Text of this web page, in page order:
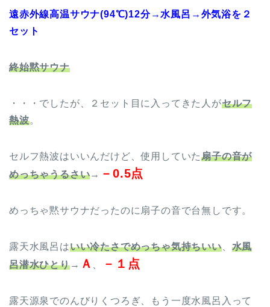
遠赤外線高温サウナ(94℃)12分→水風呂→外気浴を２
セット
終始黙サウナ
・・・でしたが、２セット目に入ってきた人がセルフ
熱波。
セルフ熱波はいいんだけど、使用していた扇子の音が
めっちゃうるさい→ －0.5点
めっちゃ黙サウナだったのに扇子の音で台無しです。
露天水風呂はいい冷たさでめっちゃ気持ちいい、 水風
呂潜水ひとり→ Ａ －１点
露天源泉でのんびりくつろぎ、もう一度水風呂入って